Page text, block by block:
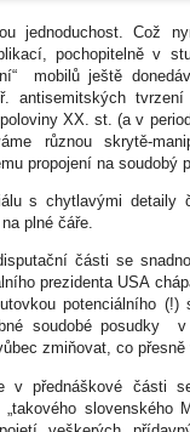
jednoduchost. Což
pochopitelně v
mobilů ještě
antisemitských
XX. st. (a v
různou skrytě-
propojení na soudobý
s chytlavými detaily
plné čáře.
části se
prezidenta USA
potenciálního (!)
soudobé posudky
zmiňovat, co
přednáškové části
slovenského